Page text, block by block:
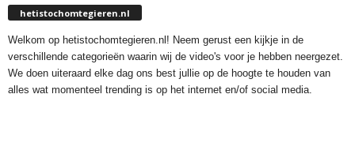
hetistochomtegieren.nl
Welkom op hetistochomtegieren.nl! Neem gerust een kijkje in de
verschillende categorieën waarin wij de video's voor je hebben neergezet.
We doen uiteraard elke dag ons best jullie op de hoogte te houden van
alles wat momenteel trending is op het internet en/of social media.